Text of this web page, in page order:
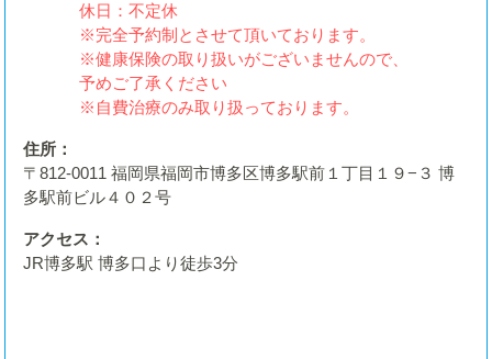
休日：不定休
※完全予約制とさせて頂いております。
※健康保険の取り扱いがございませんので、
予めご了承ください
※自費治療のみ取り扱っております。
住所：
〒812-0011 福岡県福岡市博多区博多駅前１丁目１９−３ 博
多駅前ビル４０２号
アクセス：
JR博多駅 博多口より徒歩3分